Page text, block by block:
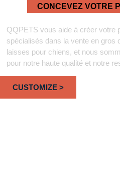
CONCEVEZ VOTRE
QQPETS vous aide à créer votre
spécialisés dans la vente en gros
laisses pour chiens, et nous
pour notre haute qualité et notre
CUSTOMIZE >